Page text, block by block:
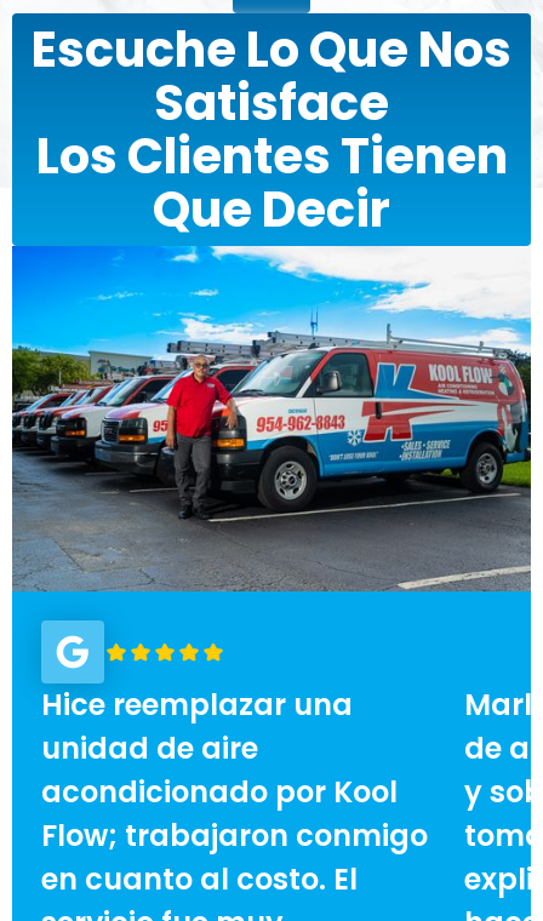
Escuche Lo Que Nos
Satisface
Los Clientes Tienen
Que Decir
Hice reemplazar una
unidad de aire
acondicionado por Kool
Flow; trabajaron conmigo
en cuanto al costo. El
de
y